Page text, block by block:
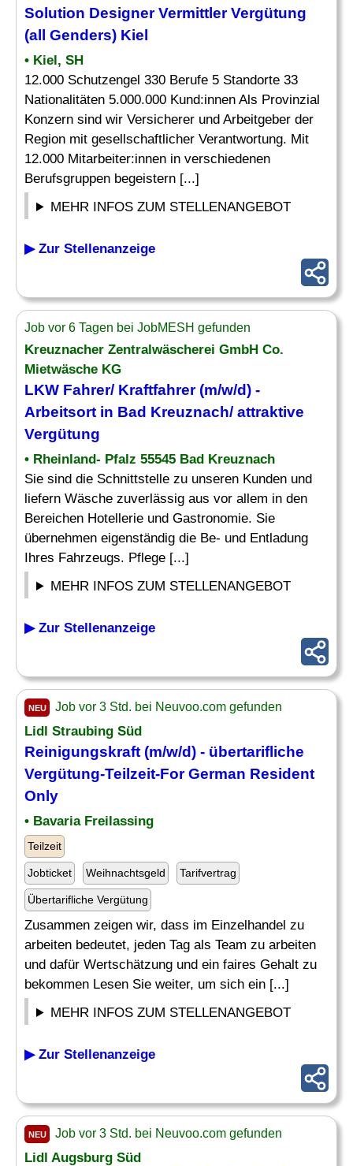
Solution Designer VermittlerVergütung
(all Genders) Kiel
• Kiel, SH
12.000 Schutzengel 330 Berufe 5 Standorte 33
Nationalitäten 5.000.000 Kund:innen Als Provinzial
Konzern sind wir Versicherer und Arbeitgeber der
Region mit gesellschaftlicher Verantwortung. Mit
12.000 Mitarbeiter:innen in verschiedenen
Berufsgruppen begeistern [...]
MEHR INFOS ZUM STELLENANGEBOT
▶ Zur Stellenanzeige
Job vor 6 Tagen bei JobMESH gefunden
Kreuznacher Zentralwäscherei GmbH Co.
Mietwäsche KG
LKW Fahrer/ Kraftfahrer (m/w/d) -
Arbeitsort in Bad Kreuznach/ attraktive
Vergütung
• Rheinland- Pfalz 55545 Bad Kreuznach
Sie sind die Schnittstelle zu unseren Kunden und
liefern Wäsche zuverlässig aus vor allem in den
Bereichen Hotellerie und Gastronomie. Sie
übernehmen eigenständig die Be- und Entladung
Ihres Fahrzeugs. Pflege [...]
MEHR INFOS ZUM STELLENANGEBOT
▶ Zur Stellenanzeige
NEU Job vor 3 Std. bei Neuvoo.com gefunden
Lidl Straubing Süd
Reinigungskraft (m/w/d) - übertarifliche
Vergütung-Teilzeit-For German Resident
Only
• Bavaria Freilassing
Teilzeit
Jobticket Weihnachtsgeld Tarifvertrag
Übertarifliche Vergütung
Zusammen zeigen wir, dass im Einzelhandel zu
arbeiten bedeutet, jeden Tag als Team zu arbeiten
und dafür Wertschätzung und ein faires Gehalt zu
bekommen Lesen Sie weiter, um sich ein [...]
MEHR INFOS ZUM STELLENANGEBOT
▶ Zur Stellenanzeige
NEU Job vor 3 Std. bei Neuvoo.com gefunden
Lidl Augsburg Süd